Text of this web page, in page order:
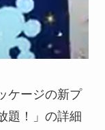
ケージの新プ
題！」の詳細